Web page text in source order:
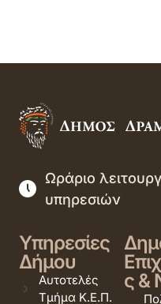
Ωράριο
υπηρεσιών
Υπηρεσίες
Δήμου
Αυτοτελές
Τμήμα Κ.Ε.Π.
ς &